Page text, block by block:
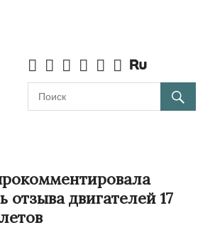
отзыва двигателей 17